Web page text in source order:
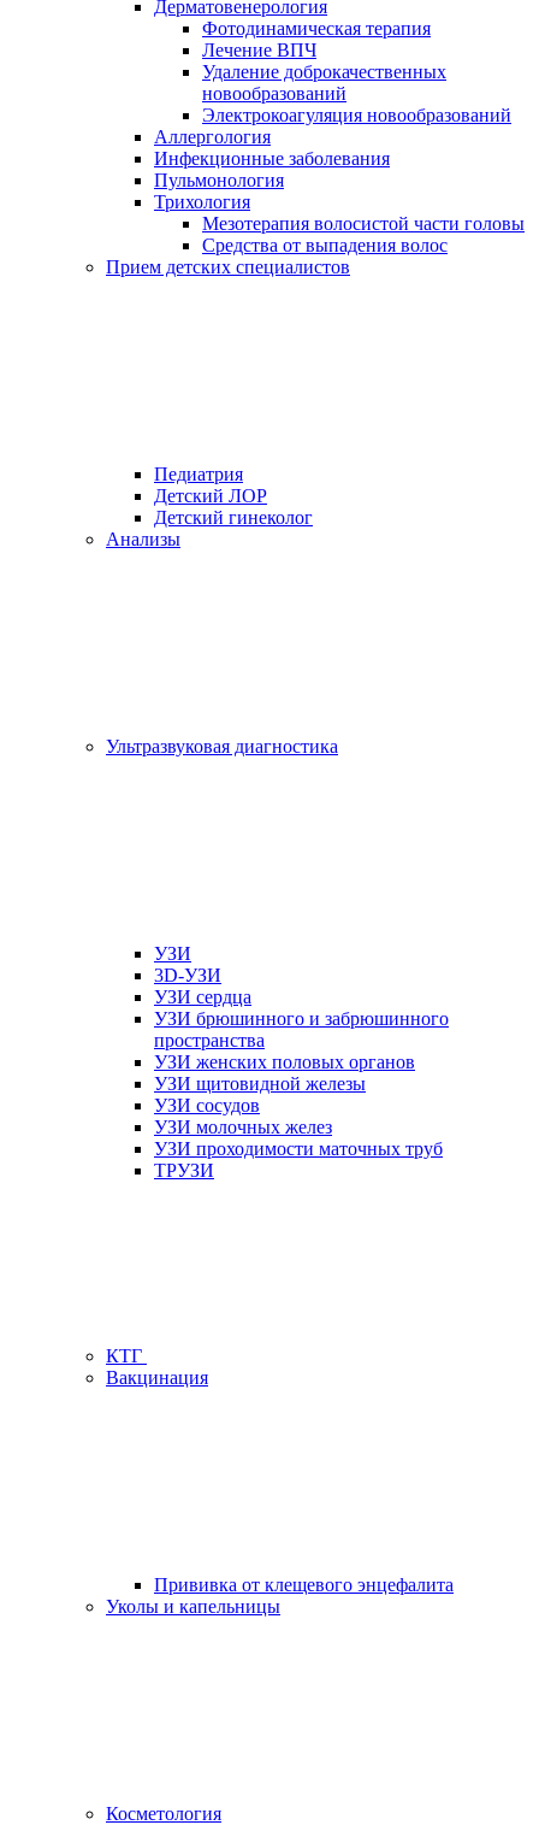
Дерматовенерология
Фотодинамическая терапия
Лечение ВПЧ
Удаление доброкачественных
новообразований
Электрокоагуляция новообразований
Аллергология
Инфекционные заболевания
Пульмонология
Трихология
Мезотерапия волосистой части головы
Средства от выпадения волос
Прием детских специалистов
Педиатрия
Детский ЛОР
Детский гинеколог
Анализы
Ультразвуковая диагностика
УЗИ
3D-УЗИ
УЗИ сердца
УЗИ брюшинного и забрюшинного
пространства
УЗИ женских половых органов
УЗИ щитовидной железы
УЗИ сосудов
УЗИ молочных желез
УЗИ проходимости маточных труб
ТРУЗИ
КТГ
Вакцинация
Прививка от клещевого энцефалита
Уколы и капельницы
Косметология